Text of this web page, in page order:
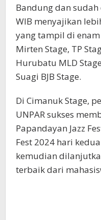
Bandung dan
WIB menyajikan
yang tampil di
Mirten Stage, TP
Hurubatu MLD
Suagi BJB Stage.
Di Cimanuk Stage,
UNPAR sukses
Papandayan Jazz
Fest 2024 hari
kemudian
terbaik dari